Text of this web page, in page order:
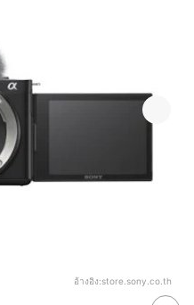
อ้างอิง:store.sony.co.th